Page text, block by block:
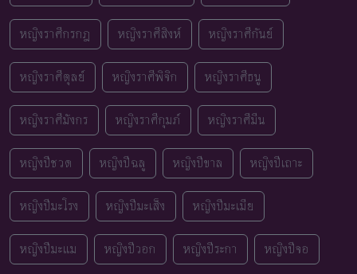
หญิงราศีกรกฎ หญิงราศีสิงห์ หญิงราศีกันย์
หญิงราศีตุลย์ หญิงราศีพิจิก หญิงราศีธนู
หญิงราศีมังกร หญิงราศีกุมภ์ หญิงราศีมีน
หญิงปีชวด หญิงปีฉลู หญิงปีขาล หญิงปีเถาะ
หญิงปีมะโรง หญิงปีมะเส็ง หญิงปีมะเมีย
หญิงปีมะแม หญิงปีวอก หญิงปีระกา หญิงปีจอ